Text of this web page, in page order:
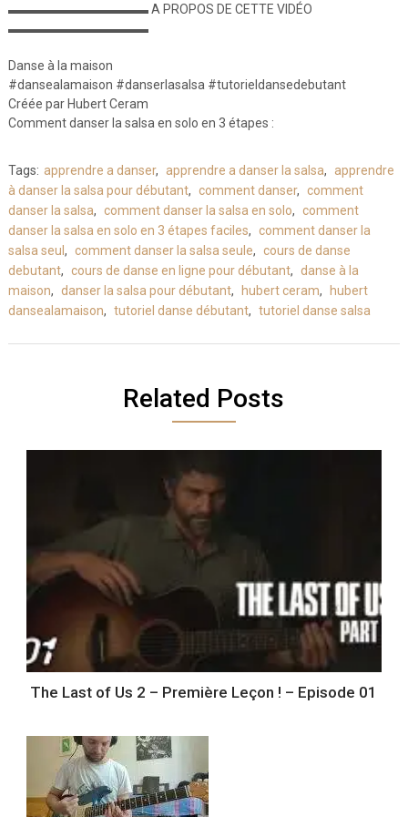
▬▬▬▬▬▬▬▬▬▬▬ A PROPOS DE CETTE VIDÉO
▬▬▬▬▬▬▬▬▬▬▬
Danse à la maison
#dansealamaison #danserlasalsa #tutorieldansedebutant
Créée par Hubert Ceram
Comment danser la salsa en solo en 3 étapes :
Tags: apprendre a danser, apprendre a danser la salsa, apprendre
à danser la salsa pour débutant, comment danser, comment
danser la salsa, comment danser la salsa en solo, comment
danser la salsa en solo en 3 étapes faciles, comment danser la
salsa seul , comment danser la salsa seule, cours de danse
debutant, cours de danse en ligne pour débutant, danse à la
maison, danser la salsa pour débutant, hubert ceram,
hubert
dansealamaison, tutoriel danse débutant, tutoriel danse salsa
Related Posts
The Last of Us 2 – Première Leçon ! – Episode 01